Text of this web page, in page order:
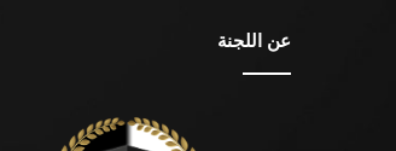
عن اللجنة